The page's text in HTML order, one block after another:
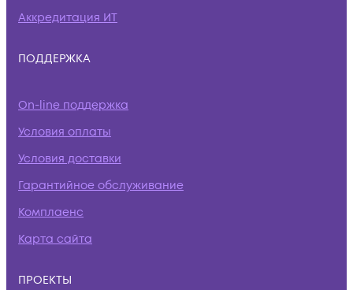
Аккредитация ИТ
ПОДДЕРЖКА
On-line поддержка
Условия оплаты
Условия доставки
Гарантийное обслуживание
Комплаенс
Карта сайта
ПРОЕКТЫ